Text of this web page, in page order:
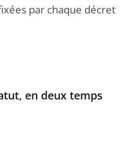
par chaque décret
en deux temps